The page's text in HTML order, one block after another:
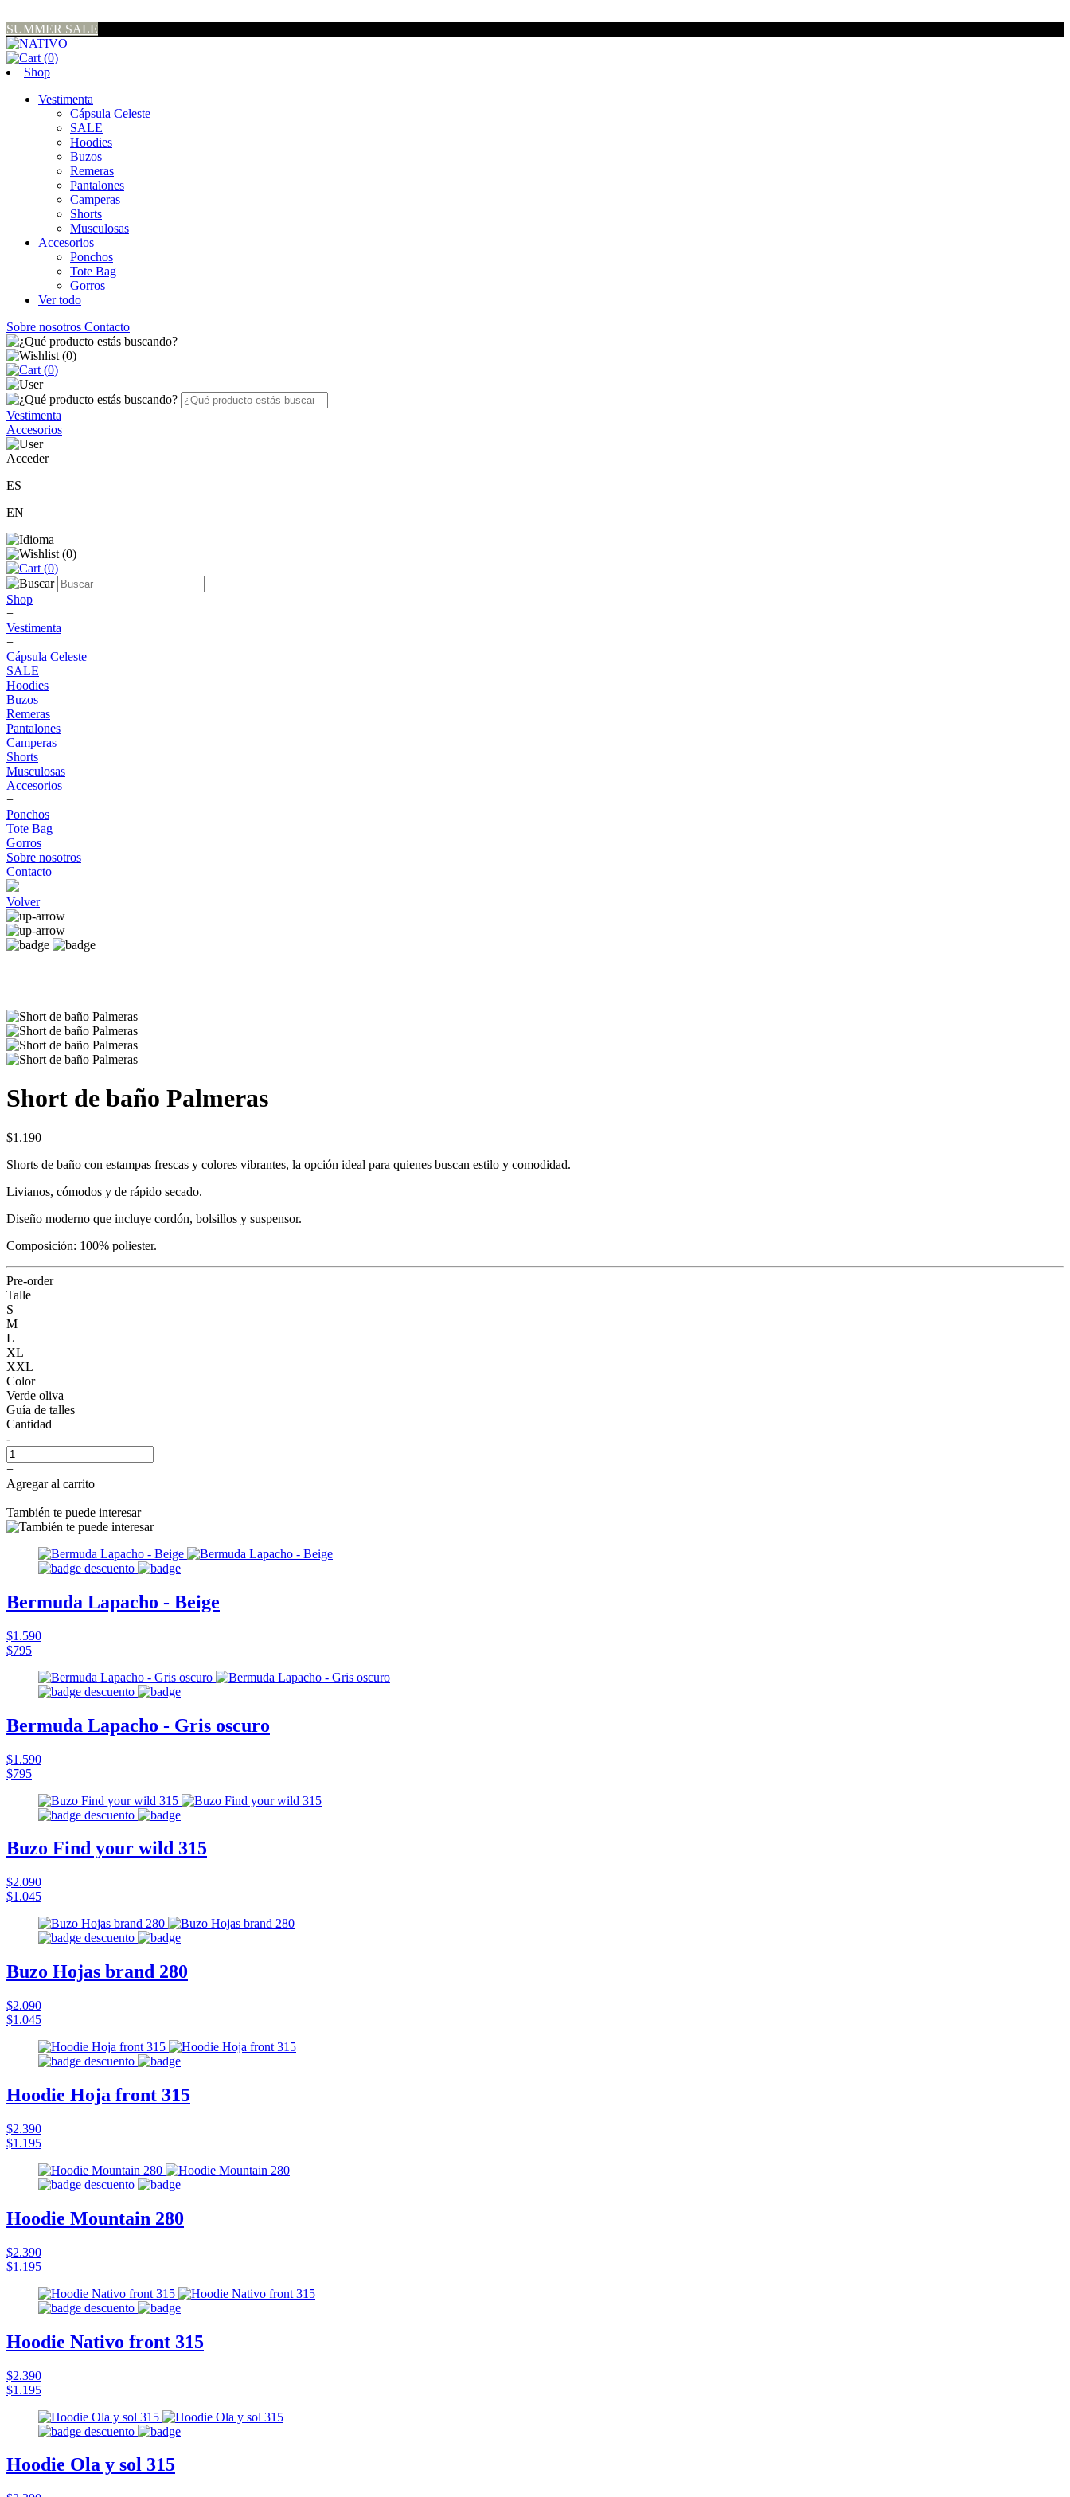
SUMMER SALE
(0)
Shop
Vestimenta
Cápsula Celeste
SALE
Hoodies
Buzos
Remeras
Pantalones
Camperas
Shorts
Musculosas
Accesorios
Ponchos
Tote Bag
Gorros
Ver todo
Sobre nosotros Contacto
(0)
(0)
Vestimenta
Accesorios
Acceder
ES
EN
(0)
(0)
Shop
+
Vestimenta
+
Cápsula Celeste
SALE
Hoodies
Buzos
Remeras
Pantalones
Camperas
Shorts
Musculosas
Accesorios
+
Ponchos
Tote Bag
Gorros
Sobre nosotros
Contacto
Volver
Short de baño Palmeras
$1.190
Shorts de baño con estampas frescas y colores vibrantes, la opción ideal para quienes buscan estilo y comodidad.
Livianos, cómodos y de rápido secado.
Diseño moderno que incluye cordón, bolsillos y suspensor.
Composición: 100% poliester.
Pre-order
Talle
S
M
L
XL
XXL
Color
Verde oliva
Guía de talles
Cantidad
-
+
Agregar al carrito
También te puede interesar
Bermuda Lapacho - Beige
$1.590
$795
Bermuda Lapacho - Gris oscuro
$1.590
$795
Buzo Find your wild 315
$2.090
$1.045
Buzo Hojas brand 280
$2.090
$1.045
Hoodie Hoja front 315
$2.390
$1.195
Hoodie Mountain 280
$2.390
$1.195
Hoodie Nativo front 315
$2.390
$1.195
Hoodie Ola y sol 315